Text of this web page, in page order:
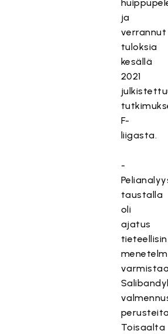
ja
verrannut
tuloksia
kesällä
2021
F-
liigasta.
-
taustalla
oli
ajatus
tieteellisin
varmistaa
Toisaalta